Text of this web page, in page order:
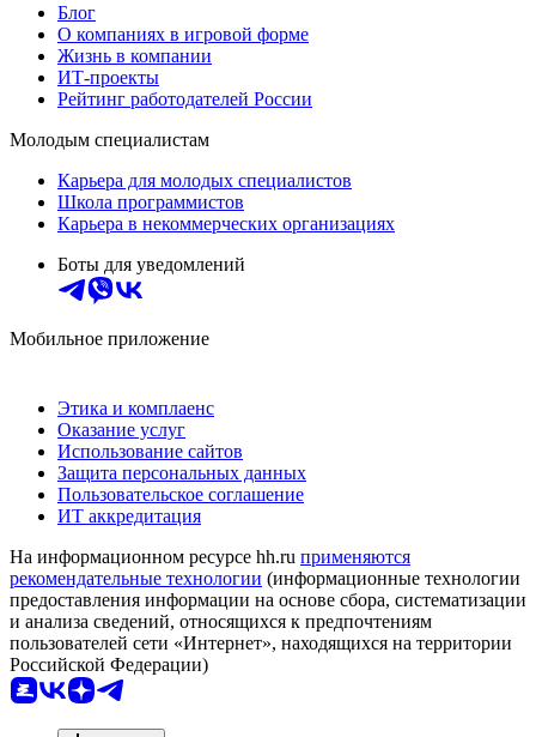
Блог
О компаниях в игровой форме
Жизнь в компании
ИТ-проекты
Рейтинг работодателей России
Молодым специалистам
Карьера для молодых специалистов
Школа программистов
Карьера в некоммерческих организациях
Боты для уведомлений
Мобильное приложение
Этика и комплаенс
Оказание услуг
Использование сайтов
Защита персональных данных
Пользовательское соглашение
ИТ аккредитация
На информационном ресурсе hh.ru применяются
рекомендательные технологии (информационные технологии
предоставления информации на основе сбора, систематизации
и анализа сведений, относящихся к предпочтениям
пользователей сети «Интернет», находящихся на территории
Российской Федерации)